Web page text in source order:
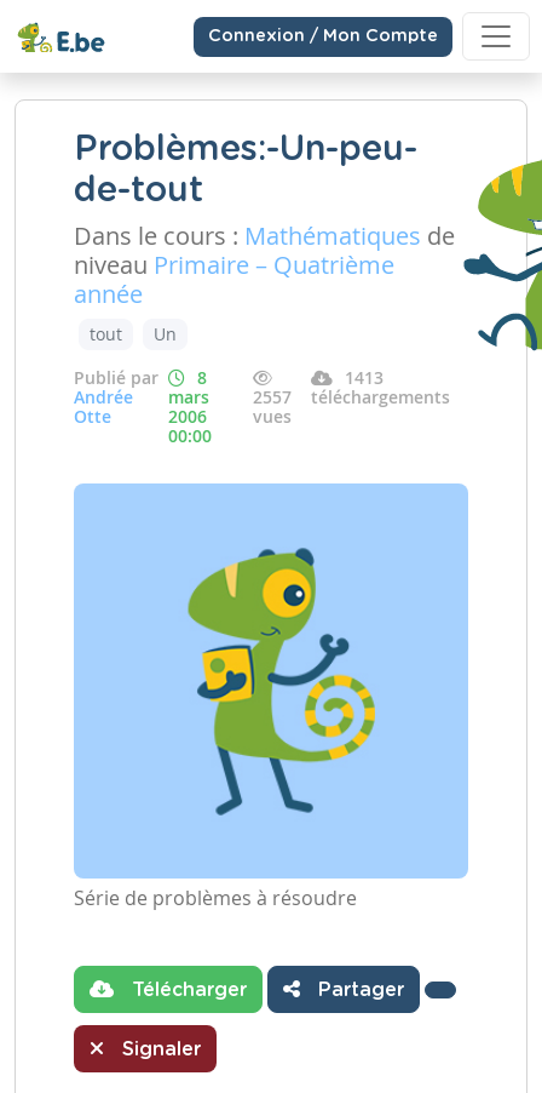
Connexion / Mon Compte
Problèmes:-Un-peu-
de-tout
Dans le cours : Mathématiques de
niveau Primaire – Quatrième
année
tout
Un
Publié par
Andrée
Otte
8
mars
2006
00:00
2557
vues
1413
téléchargements
Série de problèmes à résoudre
Télécharger Partager
Signaler